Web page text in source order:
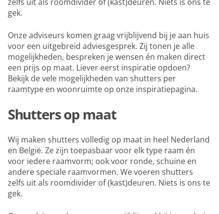
gek.
Onze adviseurs komen graag vrijblijvend bij je aan huis
voor een uitgebreid adviesgesprek. Zij tonen je alle
mogelijkheden, bespreken je wensen én maken direct
een prijs op maat. Liever eerst inspiratie opdoen?
Bekijk de vele mogelijkheden van shutters per
raamtype en woonruimte op onze inspiratiepagina.
Shutters op maat
Wij maken shutters volledig op maat in heel Nederland
en België. Ze zijn toepasbaar voor elk type raam én
voor iedere raamvorm; ook voor ronde, schuine en
andere speciale raamvormen. We voeren shutters
zelfs uit als roomdivider of (kast)deuren. Niets is ons te
gek.